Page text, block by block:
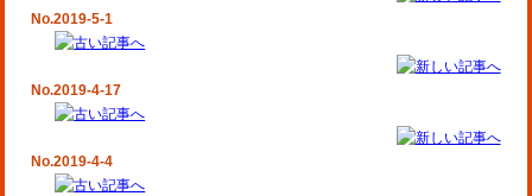
No.2019-5-1
No.2019-4-17
No.2019-4-4